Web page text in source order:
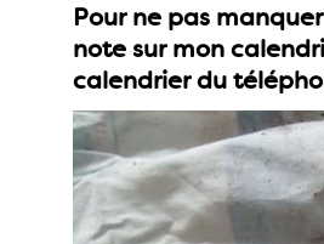
Pour ne pas
note sur mon
calendrier du